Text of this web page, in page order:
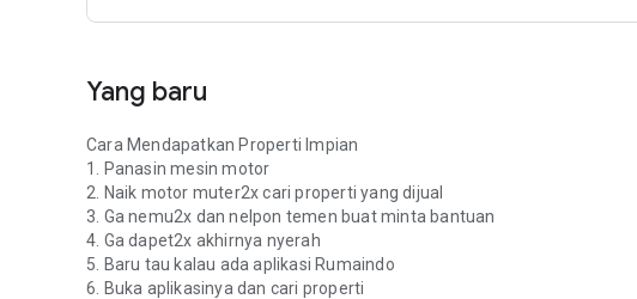
Yang baru
Cara Mendapatkan Properti Impian
1. Panasin mesin motor
2. Naik motor muter2x cari properti yang dijual
3. Ga nemu2x dan nelpon temen buat minta bantuan
4. Ga dapet2x akhirnya nyerah
5. Baru tau kalau ada aplikasi Rumaindo
6. Buka aplikasinya dan cari properti